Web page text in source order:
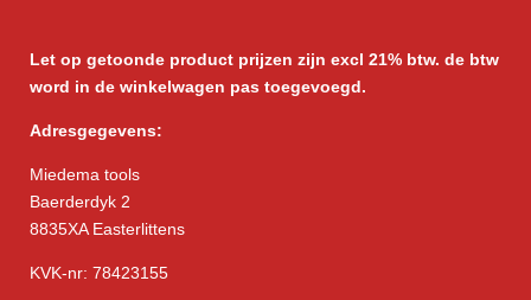
Let op getoonde product prijzen zijn excl 21% btw. de btw
word in de winkelwagen pas toegevoegd.
Adresgegevens:
Miedema tools
Baerderdyk 2
8835XA Easterlittens
KVK-nr: 78423155